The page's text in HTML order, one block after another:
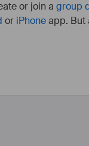
or join a group
or iPhoneapp. But